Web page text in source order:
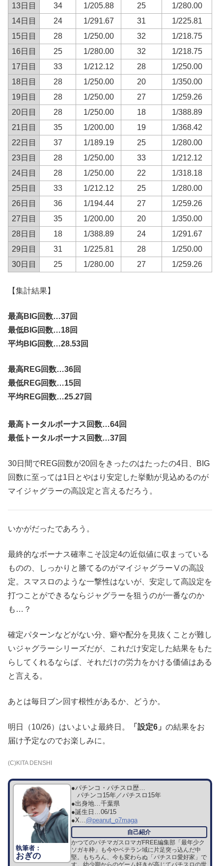
13日目
34 1/205.88 25
1/280.00
14日目
24 1/291.67 31
1/225.81
15日目
28 1/250.00 32
1/218.75
16日目
25 1/280.00 32
1/218.75
17日目
33 1/212.12 28
1/250.00
18日目
28 1/250.00 20
1/350.00
19日目
28 1/250.00 27
1/259.26
20日目
28 1/250.00 18
1/388.89
21日目
35 1/200.00 19
1/368.42
22日目
37 1/189.19 25
1/280.00
23日目
28 1/250.00 33
1/212.12
24日目
28 1/250.00 22
1/318.18
25日目
33 1/212.12 25
1/280.00
26日目
36 1/194.44 27
1/259.26
27日目
35 1/200.00 20
1/350.00
28日目
18 1/388.89 24
1/291.67
29日目
31 1/225.81 28
1/250.00
30日目
25 1/280.00 27 1/259.26
【集計結果】
最高BIG回数…37回
最低BIG回数…18回
平均BIG回数…28.53回
最高REG回数…36回
最低REG回数…15回
平均REG回数…25.27回
最高トータルボーナス回数…64回
最低トータルボーナス回数…37回
30日間でREG回数が20回をきったのはたったの4日、BIG
回数に至っては1日とやはり安定した挙動が見込めるのが
マイジャグラーの高設定と言えるだろう。
いかがだったであろう。
最終的なボーナス確率こそ設定4の近似値に収まっている
ものの、しっかりと勝てるのがマイジャグラーⅤの高設
定。スマスロのような一撃性はないが、安定して高設定を
打つことができるならジャグラーを狙うのが一番なのか
も…？
確定パターンなどがない分、癖や配分を見抜くことが難し
いジャグラーシリーズだが、これだけ安定した結果をもた
らしてくれるならば、それだけの労力をかける価値はある
と言える。
あとは毎日ブン回す根性があるか、どうか。
明日（10/26）はいよいよ最終日。 「設定6」 の結果をお
届け予定なのでお楽しみに。
(C)KITA DENSHI
おぎの
●パチンコ・パチスロ歴…
パチンコ15年／パチスロ15年
●出身地…千葉県
●誕生日…06/15
●X…@peanut_o7maga
かつてのパチマガスロマガFREE編集部「最年少ク
ソガキ枠」も今やベテラン域に片足突っ込んだ中
堅。もちろん、今も変わらぬ「パチスロ愛好家」で
す。幼少期からのゲーム好きが高じてパチスロの世